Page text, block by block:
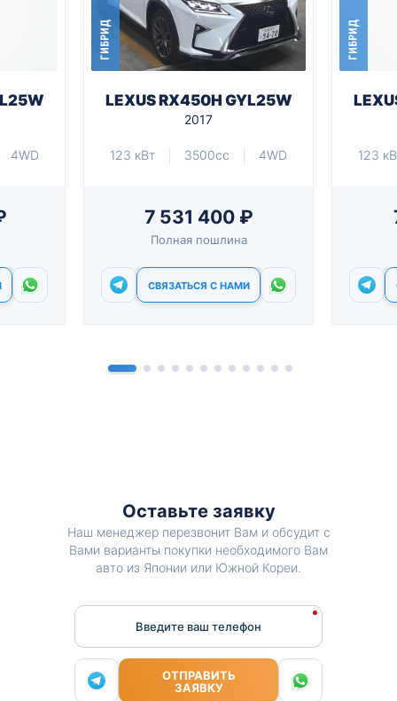
4WD
ГИБРИД
LEXUS RX450H GYL25W
2017
123 кВт 3500cc 4WD
7 531 400 ₽
Полная пошлина
СВЯЗАТЬСЯ С НАМИ
ГИБРИД
123
Оставьте заявку
Наш менеджер перезвонит Вам и обсудит с
Вами варианты покупки необходимого Вам
авто из Японии или Южной Кореи.
Введите ваш телефон
ОТПРАВИТЬ
ЗАЯВКУ